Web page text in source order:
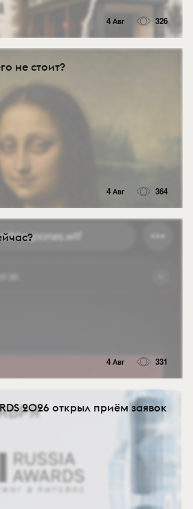
4 Авг 326
не стоит?
4 Авг 364
4 Авг 331
2026 открыл приём заявок